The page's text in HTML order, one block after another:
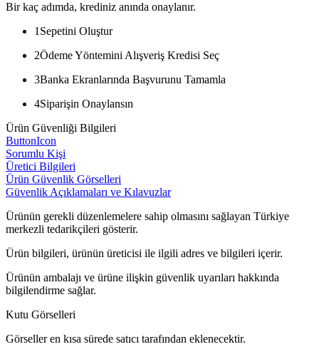
Bir kaç adımda, krediniz anında onaylanır.
1 Sepetini Oluştur
2Ödeme Yöntemini Alışveriş Kredisi Seç
3Banka Ekranlarında Başvurunu Tamamla
4Siparişin Onaylansın
Ürün Güvenliği Bilgileri
ButtonIcon
Sorumlu Kişi
Üretici Bilgileri
Ürün Güvenlik Görselleri
Güvenlik Açıklamaları ve Kılavuzlar
Ürünün gerekli düzenlemelere sahip olmasını sağlayan Türkiye
merkezli tedarikçileri gösterir.
Ürün bilgileri, ürünün üreticisi ile ilgili adres ve bilgileri içerir.
Ürünün ambalajı ve ürüne ilişkin güvenlik uyarıları hakkında
bilgilendirme sağlar.
Kutu Görselleri
Görseller en kısa sürede satıcı tarafından eklenecektir.